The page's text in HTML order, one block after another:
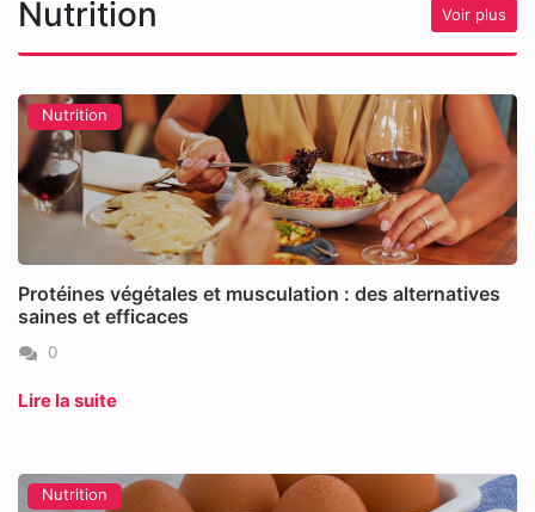
Nutrition Voir plus
Nutrition
Protéines végétales et musculation : des alternatives
saines et efficaces
0
Lire la suite
Nutrition